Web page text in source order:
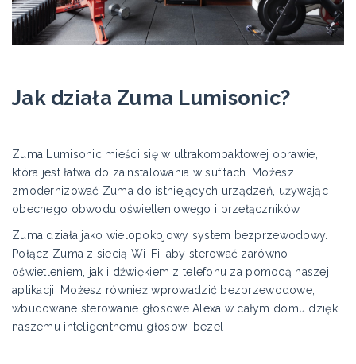
Jak działa Zuma Lumisonic?
Zuma Lumisonic mieści się w ultrakompaktowej oprawie,
która jest łatwa do zainstalowania w sufitach. Możesz
zmodernizować Zuma do istniejących urządzeń, używając
obecnego obwodu oświetleniowego i przełączników.
Zuma działa jako wielopokojowy system bezprzewodowy.
Połącz Zuma z siecią Wi-Fi, aby sterować zarówno
oświetleniem, jak i dźwiękiem z telefonu za pomocą naszej
aplikacji. Możesz również wprowadzić bezprzewodowe,
wbudowane sterowanie głosowe Alexa w całym domu dzięki
naszemu inteligentnemu głosowi bezel